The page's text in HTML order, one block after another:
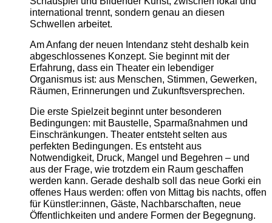
international trennt, sondern genau an diesen
Schwellen arbeitet.
Am Anfang der neuen Intendanz steht deshalb kein
abgeschlossenes Konzept. Sie beginnt mit der
Erfahrung, dass ein Theater ein lebendiger
Organismus ist: aus Menschen, Stimmen, Gewerken,
Räumen, Erinnerungen und Zukunftsversprechen.
Die erste Spielzeit beginnt unter besonderen
Bedingungen: mit Baustelle, Sparmaßnahmen und
Einschränkungen. Theater entsteht selten aus
perfekten Bedingungen. Es entsteht aus
Notwendigkeit, Druck, Mangel und Begehren – und
aus der Frage, wie trotzdem ein Raum geschaffen
werden kann. Gerade deshalb soll das neue Gorki ein
offenes Haus werden: offen von Mittag bis nachts, offen
für Künstler:innen, Gäste, Nachbarschaften, neue
Öffentlichkeiten und andere Formen der Begegnung.